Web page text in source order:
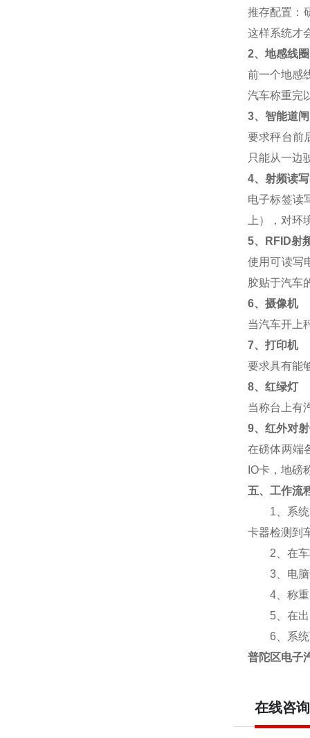
推存配置：
这样系统才
2、地感线圈
前一个地感
汽车称重完
3、智能道
要求秤台前
只能从一边
4、射频读
电子标签读
上），对
5、 RFID射
使用可读写
胶贴于汽车
6、摄像机
当汽车开上
7、打印机
要求具有能
8、红绿灯
当称台上有
9、红外对
在磅体两端
IO卡，地磅
五、工作流
1 、系
卡器检测到
2 、在
3 、电
4 、称
5 、在
6 、系
普陀区电子
在线咨询